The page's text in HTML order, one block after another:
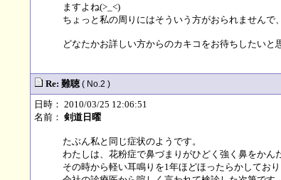
ますよね(>_<)
ちょっと私の周りにはそういう方がおられませんで
どなたかお詳しい方からのカキコをお待ちしたいと
Re: 難聴 ( No.2 )
日時： 2010/03/25 12:06:51
名前： 剣道日曜
たぶん私と同じ症状のようです。
わたしは、花粉症で鼻づまりがひどく強く鼻をかん
その時から軽い耳鳴りを1年ほどほったらかしており